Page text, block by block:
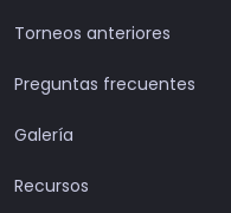
Torneos anteriores
Preguntas frecuentes
Galería
Recursos